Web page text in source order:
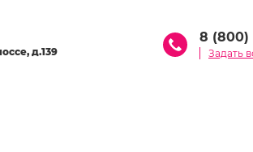
д.139
8 (800)
Задать